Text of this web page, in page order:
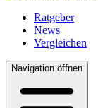
Ratgeber
News
Vergleichen
Navigation öffnen